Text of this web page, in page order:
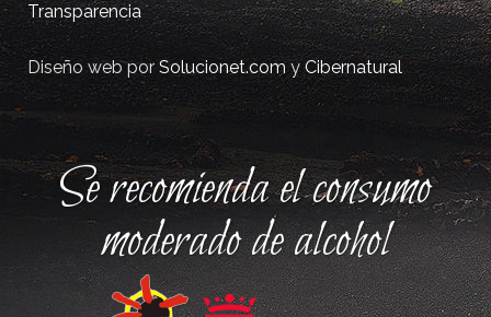
Transparencia
Diseño web porSolucionet.comyCibernatural
Se recomienda el consumo
moderado de alcohol